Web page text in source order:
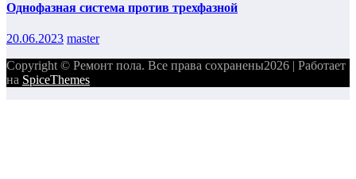
Однофазная система против трехфазной
20.06.2023 master
Copyright © Ремонт пола. Все права сохранены2026 | Работает
на SpiceThemes